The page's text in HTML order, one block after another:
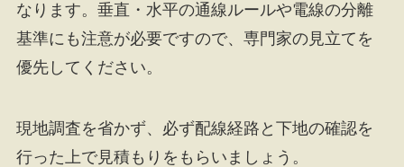
なります。垂直・水平の通線ルールや電線の分離
基準にも注意が必要ですので、専門家の見立てを
優先してください。
現地調査を省かず、必ず配線経路と下地の確認を
行った上で見積もりをもらいましょう。